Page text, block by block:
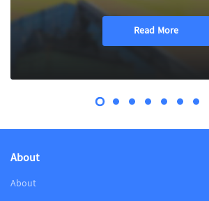
Read More
About
About